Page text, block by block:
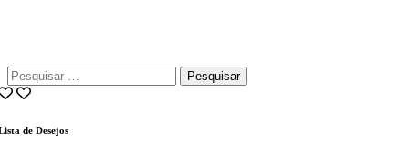
Pesquisar
por:
de Desejos